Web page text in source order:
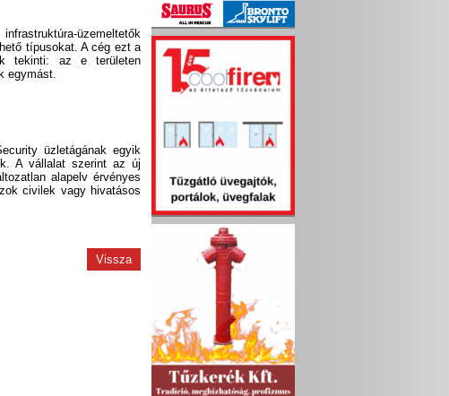
üzemeltetők
típusokat. A cég ezt a
tekinti: az e területen
egymást.
üzletágának egyik
A vállalat szerint az új
alapelv érvényes
civilek vagy hivatásos
Vissza